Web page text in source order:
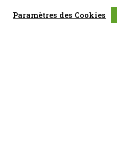
Paramètres des Cookies